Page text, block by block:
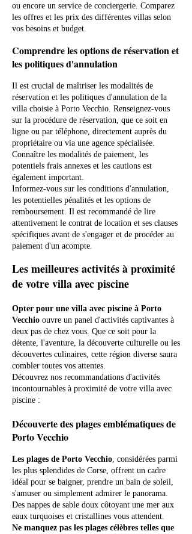
ou encore un service de conciergerie. Comparez
les offres et les prix des différentes villas selon
vos besoins et budget.
Comprendre les options de réservation et
les politiques d'annulation
Il est crucial de maîtriser les modalités de
réservation et les politiques d'annulation de la
villa choisie à Porto Vecchio. Renseignez-vous
sur la procédure de réservation, que ce soit en
ligne ou par téléphone, directement auprès du
propriétaire ou via une agence spécialisée.
Connaître les modalités de paiement, les
potentiels frais annexes et les cautions est
également important.
Informez-vous sur les conditions d'annulation,
les potentielles pénalités et les options de
remboursement. Il est recommandé de lire
attentivement le contrat de location et ses clauses
spécifiques avant de s'engager et de procéder au
paiement d'un acompte.
Les meilleures activités à proximité
de votre villa avec piscine
Opter pour une villa avec piscine à Porto
Vecchio ouvre un panel d'activités captivantes à
deux pas de chez vous. Que ce soit pour la
détente, l'aventure, la découverte culturelle ou les
découvertes culinaires, cette région diverse saura
combler toutes vos attentes.
Découvrez nos recommandations d'activités
incontournables à proximité de votre villa avec
piscine :
Découverte des plages emblématiques de
Porto Vecchio
Les plages de Porto Vecchio, considérées parmi
les plus splendides de Corse, offrent un cadre
idéal pour se baigner, prendre un bain de soleil,
s'amuser ou simplement admirer le panorama.
Des nappes de sable doux côtoyant une mer aux
eaux turquoises et cristallines vous attendent.
Ne manquez pas les plages célèbres telles que